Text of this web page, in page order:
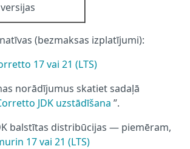
versijas
(bezmaksas izplatījumi):
17 vai 21 (LTS)
norādījumus skatiet sadaļā
JDK uzstādīšana ”.
balstītas distribūcijas — piemēram,
17 vai 21 (LTS)